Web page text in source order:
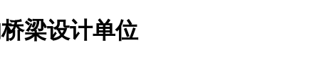
梁设计单位